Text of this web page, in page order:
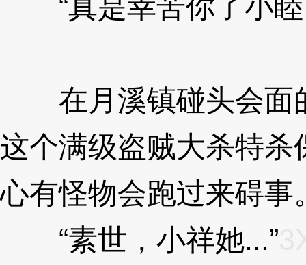
“真是幸苦你了小睦
在月溪镇碰头会面
这个满级盗贼大杀特
心有怪物会跑过来碍事
“素世，小祥她...”